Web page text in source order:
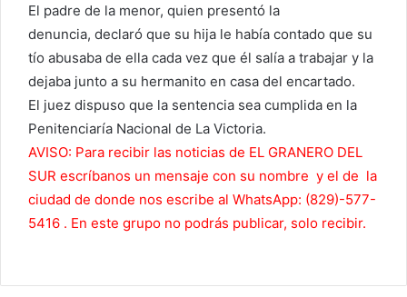
El padre de la menor, quien presentó la
denuncia, declaró que su hija le había contado que su
tío abusaba de ella cada vez que él salía a trabajar y la
dejaba junto a su hermanito en casa del encartado.
El juez dispuso que la sentencia sea cumplida en la
Penitenciaría Nacional de La Victoria.
AVISO: Para recibir las noticias de EL GRANERO DEL
SUR escríbanos un mensaje con su nombre y el de la
ciudad de donde nos escribe al WhatsApp: (829)-577-
5416 . En este grupo no podrás publicar, solo recibir.